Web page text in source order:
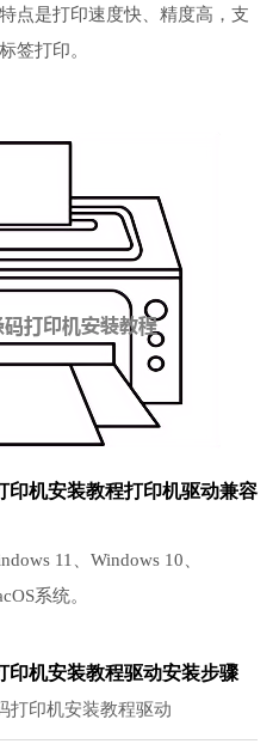
点是打印速度快、精度高，支
签打印。
印机安装教程打印机驱动兼容
11、Windows 10、
系统。
印机安装教程驱动安装步骤
打印机安装教程驱动